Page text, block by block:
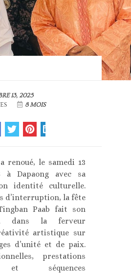
13, 2025
8 MOIS
renoué, le samedi 13
à Dapaong avec sa
identité culturelle.
d’interruption, la fête
Paab fait son
dans la ferveur
artistique sur
d’unité et de paix.
prestations
et séquences